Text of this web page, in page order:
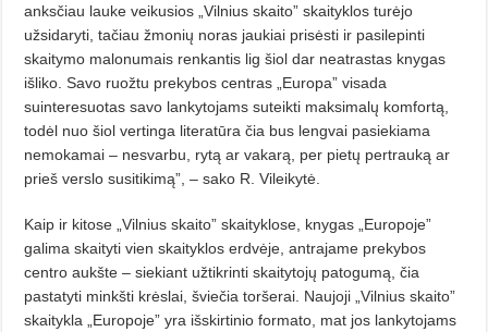
anksčiau lauke veikusios „Vilnius skaito” skaityklos turėjo
užsidaryti, tačiau žmonių noras jaukiai prisėsti ir pasilepinti
skaitymo malonumais renkantis lig šiol dar neatrastas knygas
išliko. Savo ruožtu prekybos centras „Europa” visada
suinteresuotas savo lankytojams suteikti maksimalų komfortą,
todėl nuo šiol vertinga literatūra čia bus lengvai pasiekiama
nemokamai – nesvarbu, rytą ar vakarą, per pietų pertrauką ar
prieš verslo susitikimą”, – sako R. Vileikytė.
Kaip ir kitose „Vilnius skaito” skaityklose, knygas „Europoje”
galima skaityti vien skaityklos erdvėje, antrajame prekybos
centro aukšte – siekiant užtikrinti skaitytojų patogumą, čia
pastatyti minkšti krėslai, šviečia toršerai. Naujoji „Vilnius skaito”
skaitykla „Europoje” yra išskirtinio formato, mat jos lankytojams